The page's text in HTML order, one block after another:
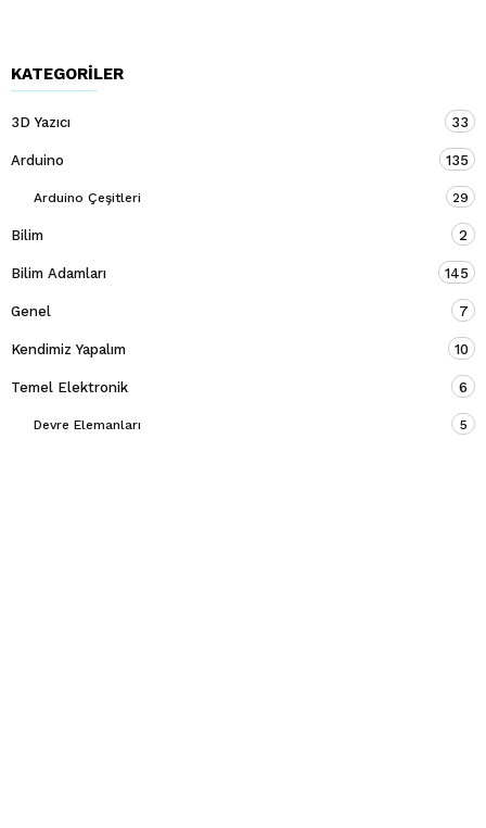
KATEGORILER
3D Yazıcı 33
Arduino 135
Arduino Çeşitleri 29
Bilim 2
Bilim Adamları 145
Genel 7
Kendimiz Yapalım 10
Temel Elektronik 6
Devre Elemanları 5